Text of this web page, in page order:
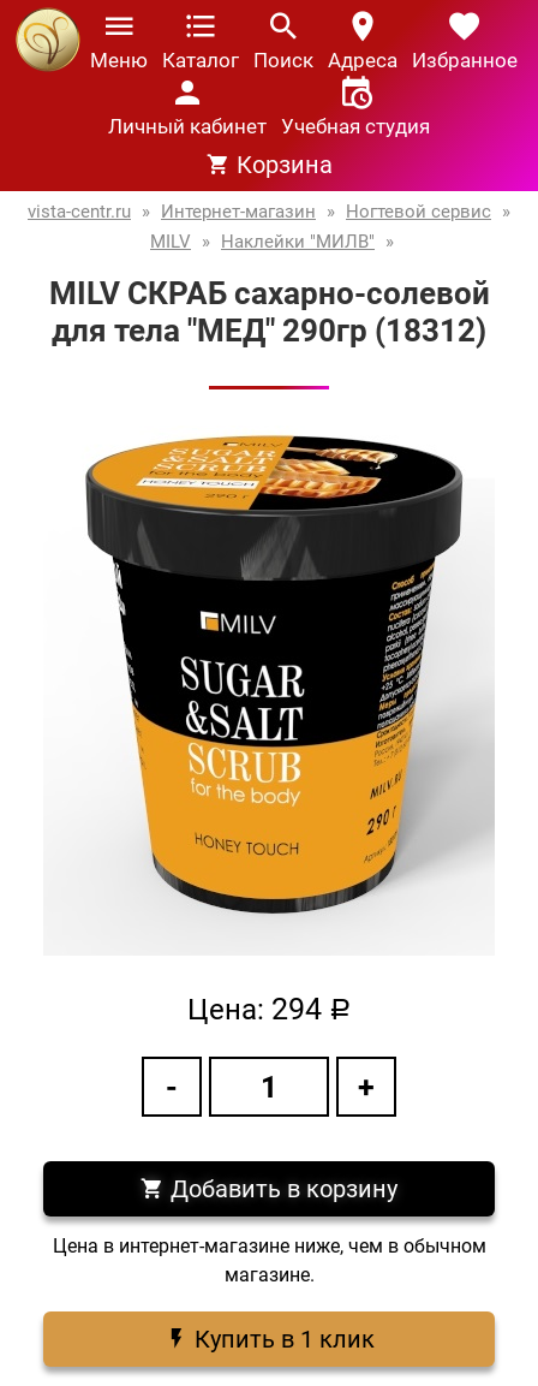
Меню Каталог Поиск Адреса Избранное
Личный кабинет Учебная студия
Корзина
vista-centr.ru » Интернет-магазин » Ногтевой сервис »
MILV
» Наклейки "МИЛВ" »
MILV СКРАБ сахарно-солевой
для тела "МЕД" 290гр (18312)
Цена: 294 a
Добавить в корзину
Цена в интернет-магазине ниже, чем в обычном
магазине.
Купить в 1 клик